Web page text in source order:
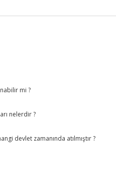
mi ?
nelerdir ?
devlet zamanında atılmıştır ?